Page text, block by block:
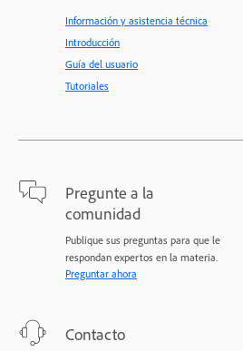
Información y asistencia técnica
Introducción
Guía del usuario
Tutoriales
Pregunte a la
comunidad
Publique sus preguntas para que le
respondan expertos en la materia.
Preguntar ahora
Contacto